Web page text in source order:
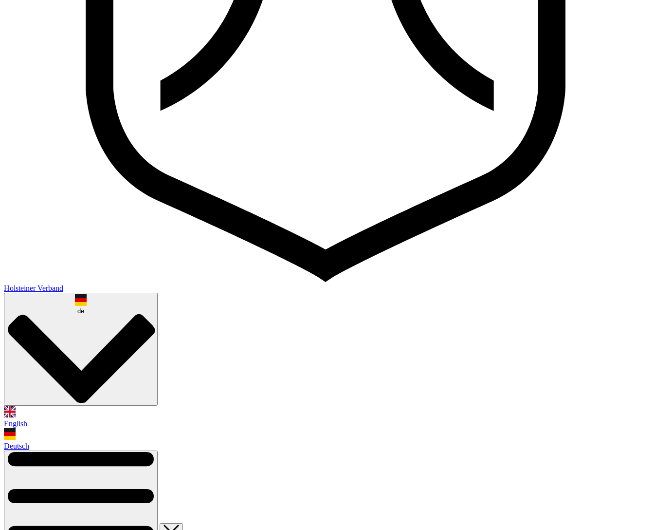
Holsteiner Verband
de
English
Deutsch